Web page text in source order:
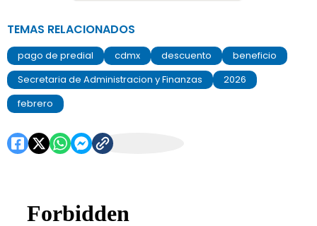
TEMAS RELACIONADOS
pago de predial cdmx descuento
beneficio
Secretaria de Administracion y Finanzas
2026
febrero